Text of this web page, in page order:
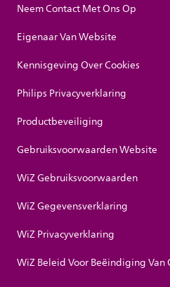
Neem Contact Met Ons Op
Eigenaar Van Website
Kennisgeving Over Cookies
Philips Privacyverklaring
Productbeveiliging
Gebruiksvoorwaarden Website
WiZ Gebruiksvoorwaarden
WiZ Gegevensverklaring
WiZ Privacyverklaring
WiZ Beleid Voor Beëindiging